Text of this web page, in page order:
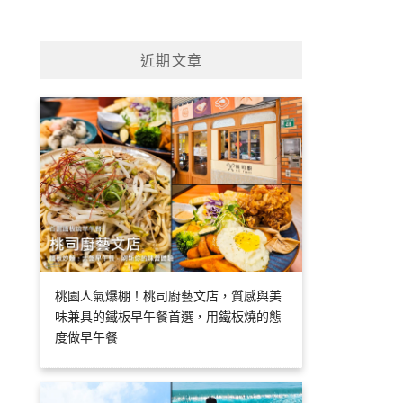
近期文章
桃園人氣爆棚！桃司廚藝文店，質感與美
味兼具的鐵板早午餐首選，用鐵板燒的態
度做早午餐